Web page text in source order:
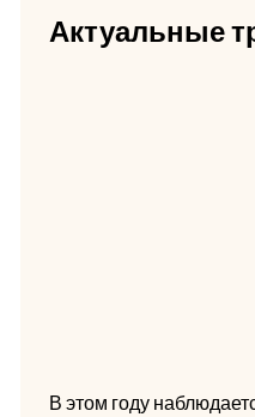
Актуальные
В этом году